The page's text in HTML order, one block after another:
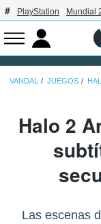
PlayStation Mundial
VANDAL JUEGOS
Halo 2
Las escenas